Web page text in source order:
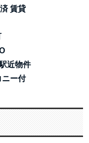
賃貸
近物件
ニー付